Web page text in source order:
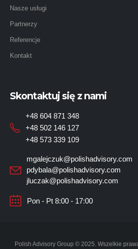
Nasze usługi
Partnerzy
Referencje
Kontakt
Skontaktuj się z nami
+48 604 871 348
+48 502 146 127
+48 573 339 109
mgalejczuk@polishadvisory.com
pdybala@polishadvisory.com
jluczak@polishadvisory.com
Pon - Pt 8:00 - 17:00
Polish Advisory Group © 2025. Wszelkie